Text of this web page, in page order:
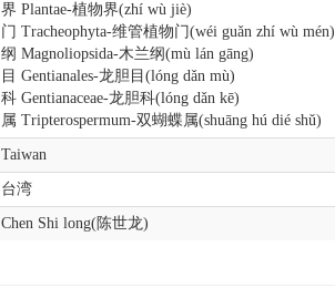
界 Plantae-植物界(zhí wù jiè)
门 Tracheophyta-维管植物门(wéi guǎn zhí wù mén)
纲 Magnoliopsida-木兰纲(mù lán gāng)
目 Gentianales-龙胆目(lóng dǎn mù)
科 Gentianaceae-龙胆科(lóng dǎn kē)
属 Tripterospermum-双蝴蝶属(shuāng hú dié shǔ)
Taiwan
台湾
Chen Shi long(陈世龙)